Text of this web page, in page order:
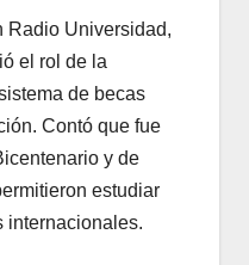
Radio Universidad,
el rol de la
de becas
Contó que fue
y de
estudiar
internacionales.